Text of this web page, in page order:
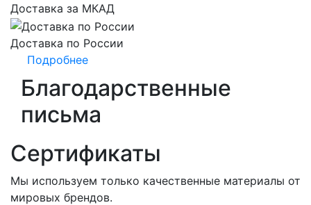
Доставка за МКАД
Доставка по России
Подробнее
Благодарственные
письма
Сертификаты
Мы используем только качественные материалы от
мировых брендов.